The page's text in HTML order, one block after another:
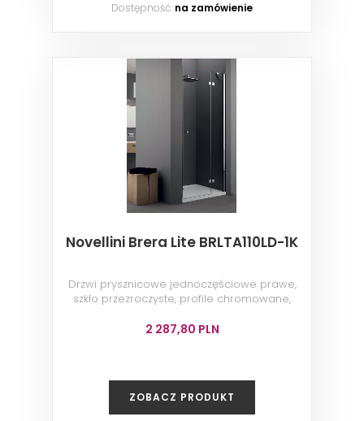
Dostępność: na zamówienie
Novellini Brera Lite BRLTA110LD-1K
Drzwi prysznicowe jednoczęściowe prawe,
szkło przezroczyste, profile chromowane,
2 287,80 PLN
ZOBACZ PRODUKT